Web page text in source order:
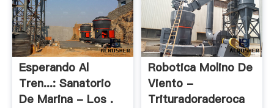
Esperando Al
Tren...: Sanatorio
De Marina - Los .
Robotica Molino De
Viento -
Trituradoraderoca